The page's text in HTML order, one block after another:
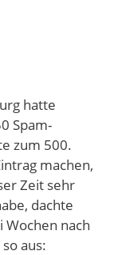
hatte
Spam-
zum 500.
machen,
Zeit sehr
dachte
Wochen nach
aus: